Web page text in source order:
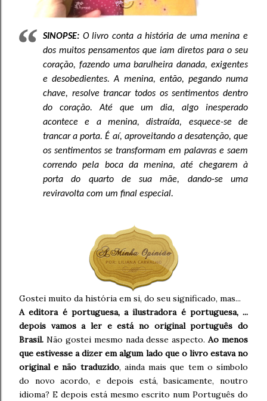
SINOPSE: O livro conta a história de uma menina e
dos muitos pensamentos que iam diretos para o seu
coração, fazendo uma barulheira danada, exigentes
e desobedientes. A menina, então, pegando numa
chave, resolve trancar todos os sentimentos dentro
do coração. Até que um dia, algo inesperado
acontece e a menina, distraída, esquece-se de
trancar a porta. É aí, aproveitando a desatenção, que
os sentimentos se transformam em palavras e saem
correndo pela boca da menina, até chegarem à
porta do quarto de sua mãe, dando-se uma
reviravolta com um final especial.
Gostei muito da história em si, do seu significado, mas...
A editora é portuguesa, a ilustradora é portuguesa, ...
depois vamos a ler e está no original português do
Brasil. Não gostei mesmo nada desse aspecto. Ao menos
que estivesse a dizer em algum lado que o livro estava no
original e não traduzido, ainda mais que tem o símbolo
do novo acordo, e depois está, basicamente, noutro
idioma? E depois está mesmo escrito num Português do